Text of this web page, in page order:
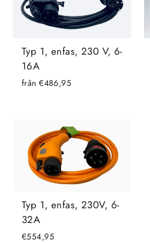
Typ 1, enfas, 230 V, 6-
16A
från €486,95
Typ 1, enfas, 230V, 6-
32A
€554,95